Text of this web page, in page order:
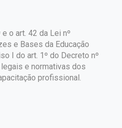
o art. 42 da Lei nº
e Bases da Educação
I do art. 1º do Decreto nº
e normativas dos
profissional.